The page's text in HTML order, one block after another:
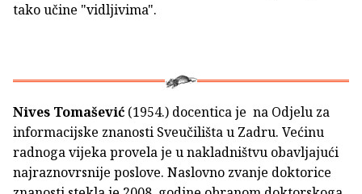
tako učine "vidljivima".
Nives Tomašević (1954.) docentica je na Odjelu za
informacijske znanosti Sveučilišta u Zadru. Većinu
radnoga vijeka provela je u nakladništvu obavljajući
najraznovrsnije poslove. Naslovno zvanje doktorice